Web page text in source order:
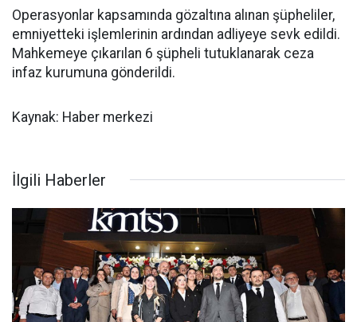
Operasyonlar kapsamında gözaltına alınan şüpheliler,
emniyetteki işlemlerinin ardından adliyeye sevk edildi.
Mahkemeye çıkarılan 6 şüpheli tutuklanarak ceza
infaz kurumuna gönderildi.
Kaynak: Haber merkezi
İlgili Haberler